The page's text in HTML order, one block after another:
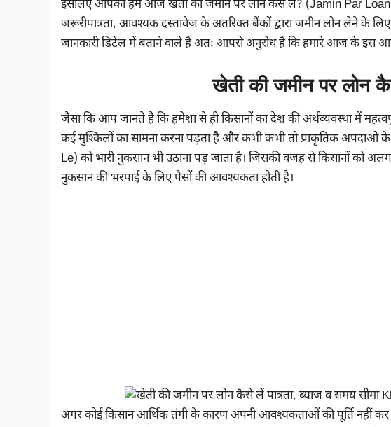
इसलिए आपको हम आज खेती की जमीन पर लोन कैसे लें? (Jamin Par
जरूरीपात्रता, आवश्यक दस्तावेज के अतरिक्त बैंकों द्वारा जमीन लोन लेने के
जानकारी डिटेल में बताने वाले है अतः आपसे अनुरोध है कि हमारे आज के इस
खेती की जमीन पर लोन
जैसा कि आप जानते है कि हमेशा से ही किसानों का देश की अर्थव्यवस्था में
कई मुश्किलों का सामना करना पड़ता है और कभी कभी तो प्राकृतिक अपदाओ
Le) को भारी नुकसान भी उठाना पड़ जाता है। जिसकी वजह से किसानों
नुकसान की भरपाई के लिए पैसों की आवश्यकता होती है।
अगर कोई किसान आर्थिक तंगी के कारण अपनी आवश्यकताओं की पूर्ति नहीं कर